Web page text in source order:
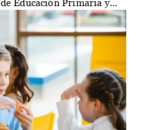
Educación Primaria y...